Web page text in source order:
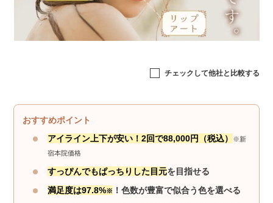
チェックして他社と比較する
おすすめポイント
アイライン上下が安い！2回で88,000円（税込）
※新
宿本院価格
すっぴんでもぱっちりした目元を目指せる
満足度は97.8%※ ！色数が豊富で似合う色を選べる